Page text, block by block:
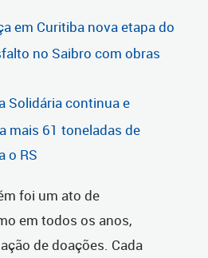
em Curitiba nova etapa do
no Saibro com obras
Solidária continua e
mais 61 toneladas de
o RS
foi um ato de
em todos os anos,
de doações. Cada